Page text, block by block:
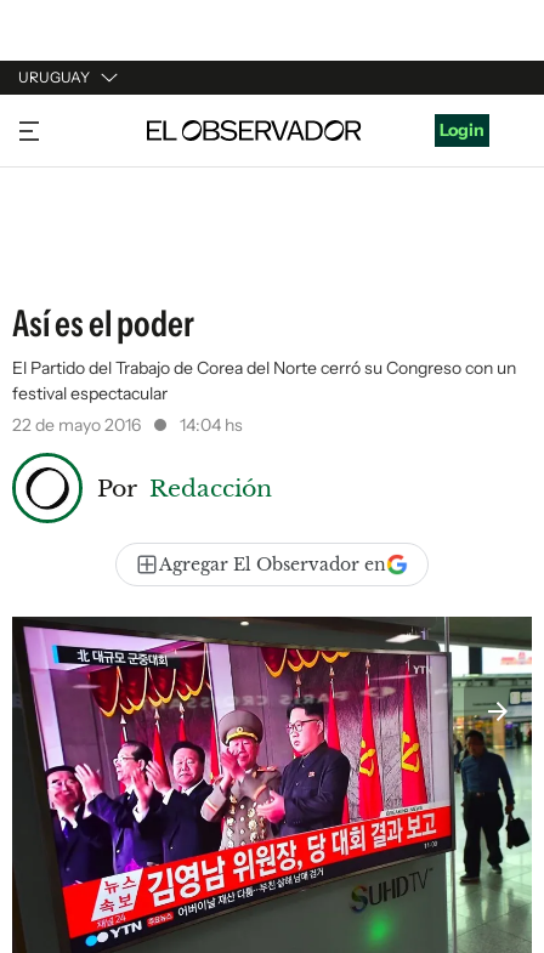
URUGUAY
URUGUAY
ARGENTINA
Login
Así es el poder
El Partido del Trabajo de Corea del Norte cerró su Congreso con un
festival espectacular
22 de mayo 2016
14:04 hs
Por Redacción
Agregar El Observador en